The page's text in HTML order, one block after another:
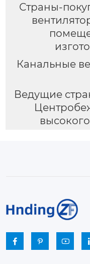
Страны-
Канальные
Ведущие
  